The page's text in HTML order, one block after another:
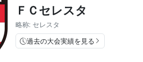
ＦＣセレスタ
略称: セレスタ
過去の大会実績を見る